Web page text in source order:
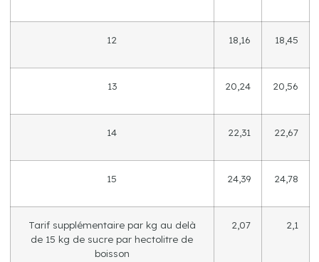
12 18,16 18,45
13 20,24 20,56
14 22,31 22,67
15 24,39 24,78
Tarif supplémentaire par kg au delà
de 15 kg de sucre par hectolitre de
boisson
2,07 2,1